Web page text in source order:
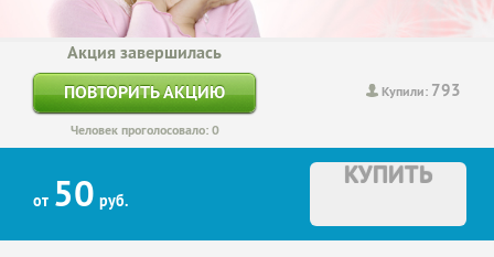
Купили: 793
Акция завершилась
ПОВТОРИТЬ АКЦИЮ
Человек проголосовало: 0
от 50 руб.
КУПИТЬ